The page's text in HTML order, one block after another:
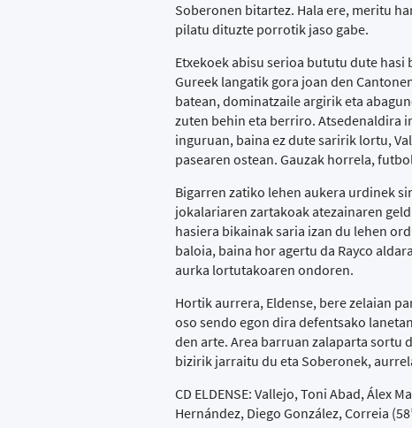
Soberonen bitartez. Hala ere, meritu
pilatu dituzte porrotik jaso gabe.
Etxekoek abisu serioa bututu dute
Gureek langatik gora joan den
batean, dominatzaile argirik eta
zuten behin eta berriro. Atsedenaldira
inguruan, baina ez dute saririk lortu,
pasearen ostean. Gauzak horrela,
Bigarren zatiko lehen aukera urdinek
jokalariaren zartakoak atezainaren
hasiera bikainak saria izan du lehen
baloia, baina hor agertu da Rayco
aurka lortutakoaren ondoren.
Hortik aurrera, Eldense, bere zelaian
oso sendo egon dira defentsako
den arte. Area barruan zalaparta sortu
bizirik jarraitu du eta Soberonek,
CD ELDENSE: Vallejo, Toni Abad, Álex
Hernández, Diego González, Correia